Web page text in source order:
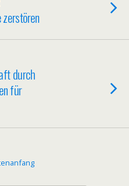
durch
für